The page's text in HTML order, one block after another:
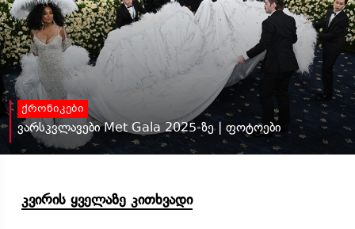
ქრონიკები
ვარსკვლავები Met Gala 2025-ზე | ფოტოები
კვირის ყველაზე კითხვადი